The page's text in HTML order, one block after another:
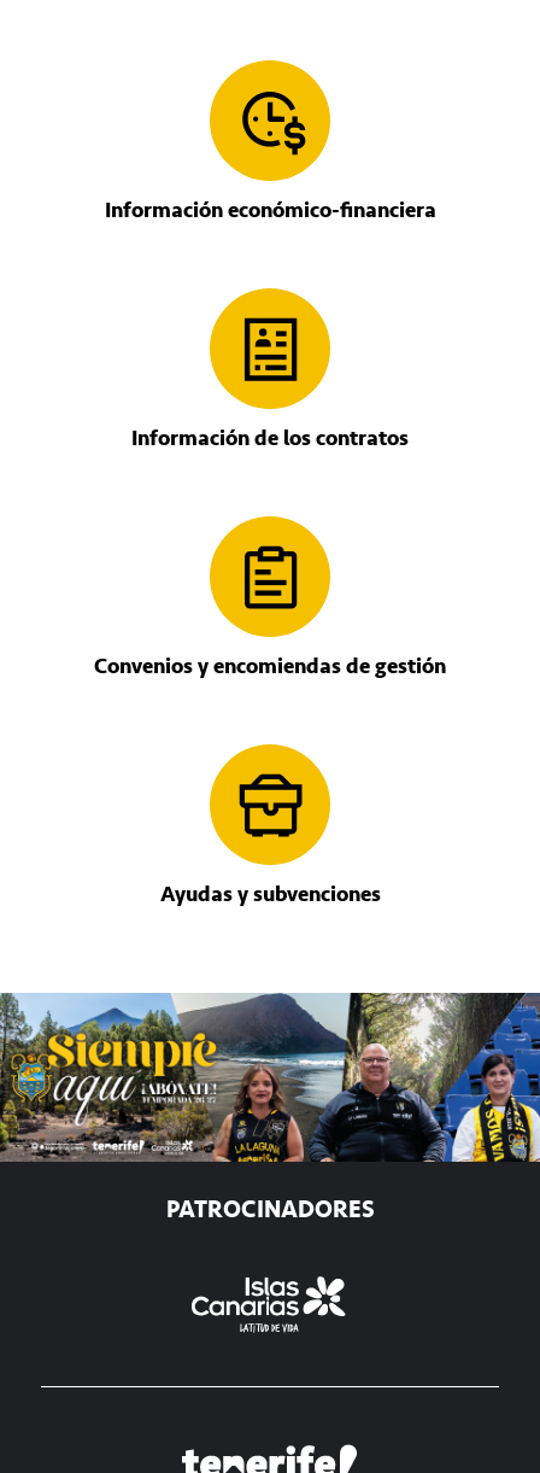
Información económico-financiera
Información de los contratos
Convenios y encomiendas de gestión
Ayudas y subvenciones
PATROCINADORES